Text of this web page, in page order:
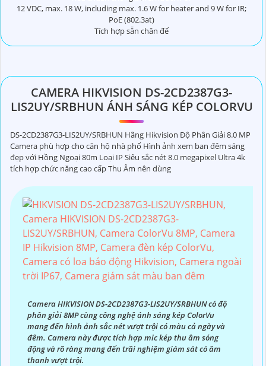
12 VDC, max. 18 W, including max. 1.6 W for heater and 9 W for IR;
PoE (802.3at)
Tích hợp sẵn chân đế
CAMERA HIKVISION DS-2CD2387G3-
LIS2UY/SRBHUN ÁNH SÁNG KÉP COLORVU
DS-2CD2387G3-LIS2UY/SRBHUN Hãng Hikvision Độ Phân Giải 8.0 MP
Camera phù hợp cho căn hộ nhà phố Hình ảnh xem ban đêm sáng
đẹp với Hồng Ngoại 80m Loại IP Siêu sắc nét 8.0 megapixel Ultra 4k
tích hợp chức năng cao cấp Thu Âm nên dùng
Camera HIKVISION DS-2CD2387G3-LIS2UY/SRBHUN có độ
phân giải 8MP cùng công nghệ ánh sáng kép ColorVu
mang đến hình ảnh sắc nét vượt trội có màu cả ngày và
đêm. Camera này được tích hợp mic kép thu âm sóng
động và rõ ràng mang đến trãi nghiệm giám sát có âm
thanh vượt trội.